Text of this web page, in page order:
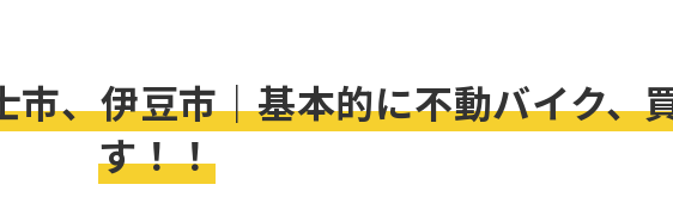
、伊豆市｜基本的に不動バイク、
す！！